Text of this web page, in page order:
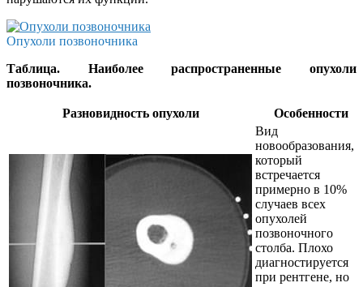
Опухоли позвоночника
Таблица. Наиболее распространенные опухоли
позвоночника.
Разновидность опухоли
Особенности
Вид
новообразования,
который
встречается
примерно в 10%
случаев всех
опухолей
позвоночного
столба. Плохо
диагностируется
при рентгене, но